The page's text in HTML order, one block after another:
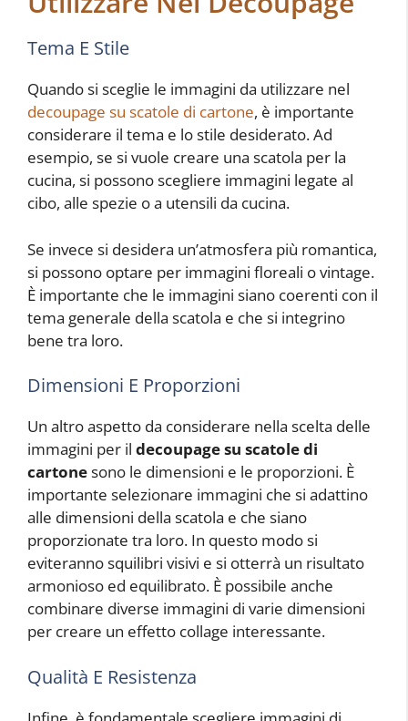
Tema E Stile
Quando si sceglie le immagini da utilizzare nel
decoupage su scatole di cartone, è importante
considerare il tema e lo stile desiderato. Ad
esempio, se si vuole creare una scatola per la
cucina, si possono scegliere immagini legate al
cibo, alle spezie o a utensili da cucina.
Se invece si desidera un’atmosfera più romantica,
si possono optare per immagini floreali o vintage.
È importante che le immagini siano coerenti con il
tema generale della scatola e che si integrino
bene tra loro.
Dimensioni E Proporzioni
Un altro aspetto da considerare nella scelta delle
immagini per il decoupage su scatole di
cartonesono le dimensioni e le proporzioni. È
importante selezionare immagini che si adattino
alle dimensioni della scatola e che siano
proporzionate tra loro. In questo modo si
eviteranno squilibri visivi e si otterrà un risultato
armonioso ed equilibrato. È possibile anche
combinare diverse immagini di varie dimensioni
per creare un effetto collage interessante.
Qualità E Resistenza